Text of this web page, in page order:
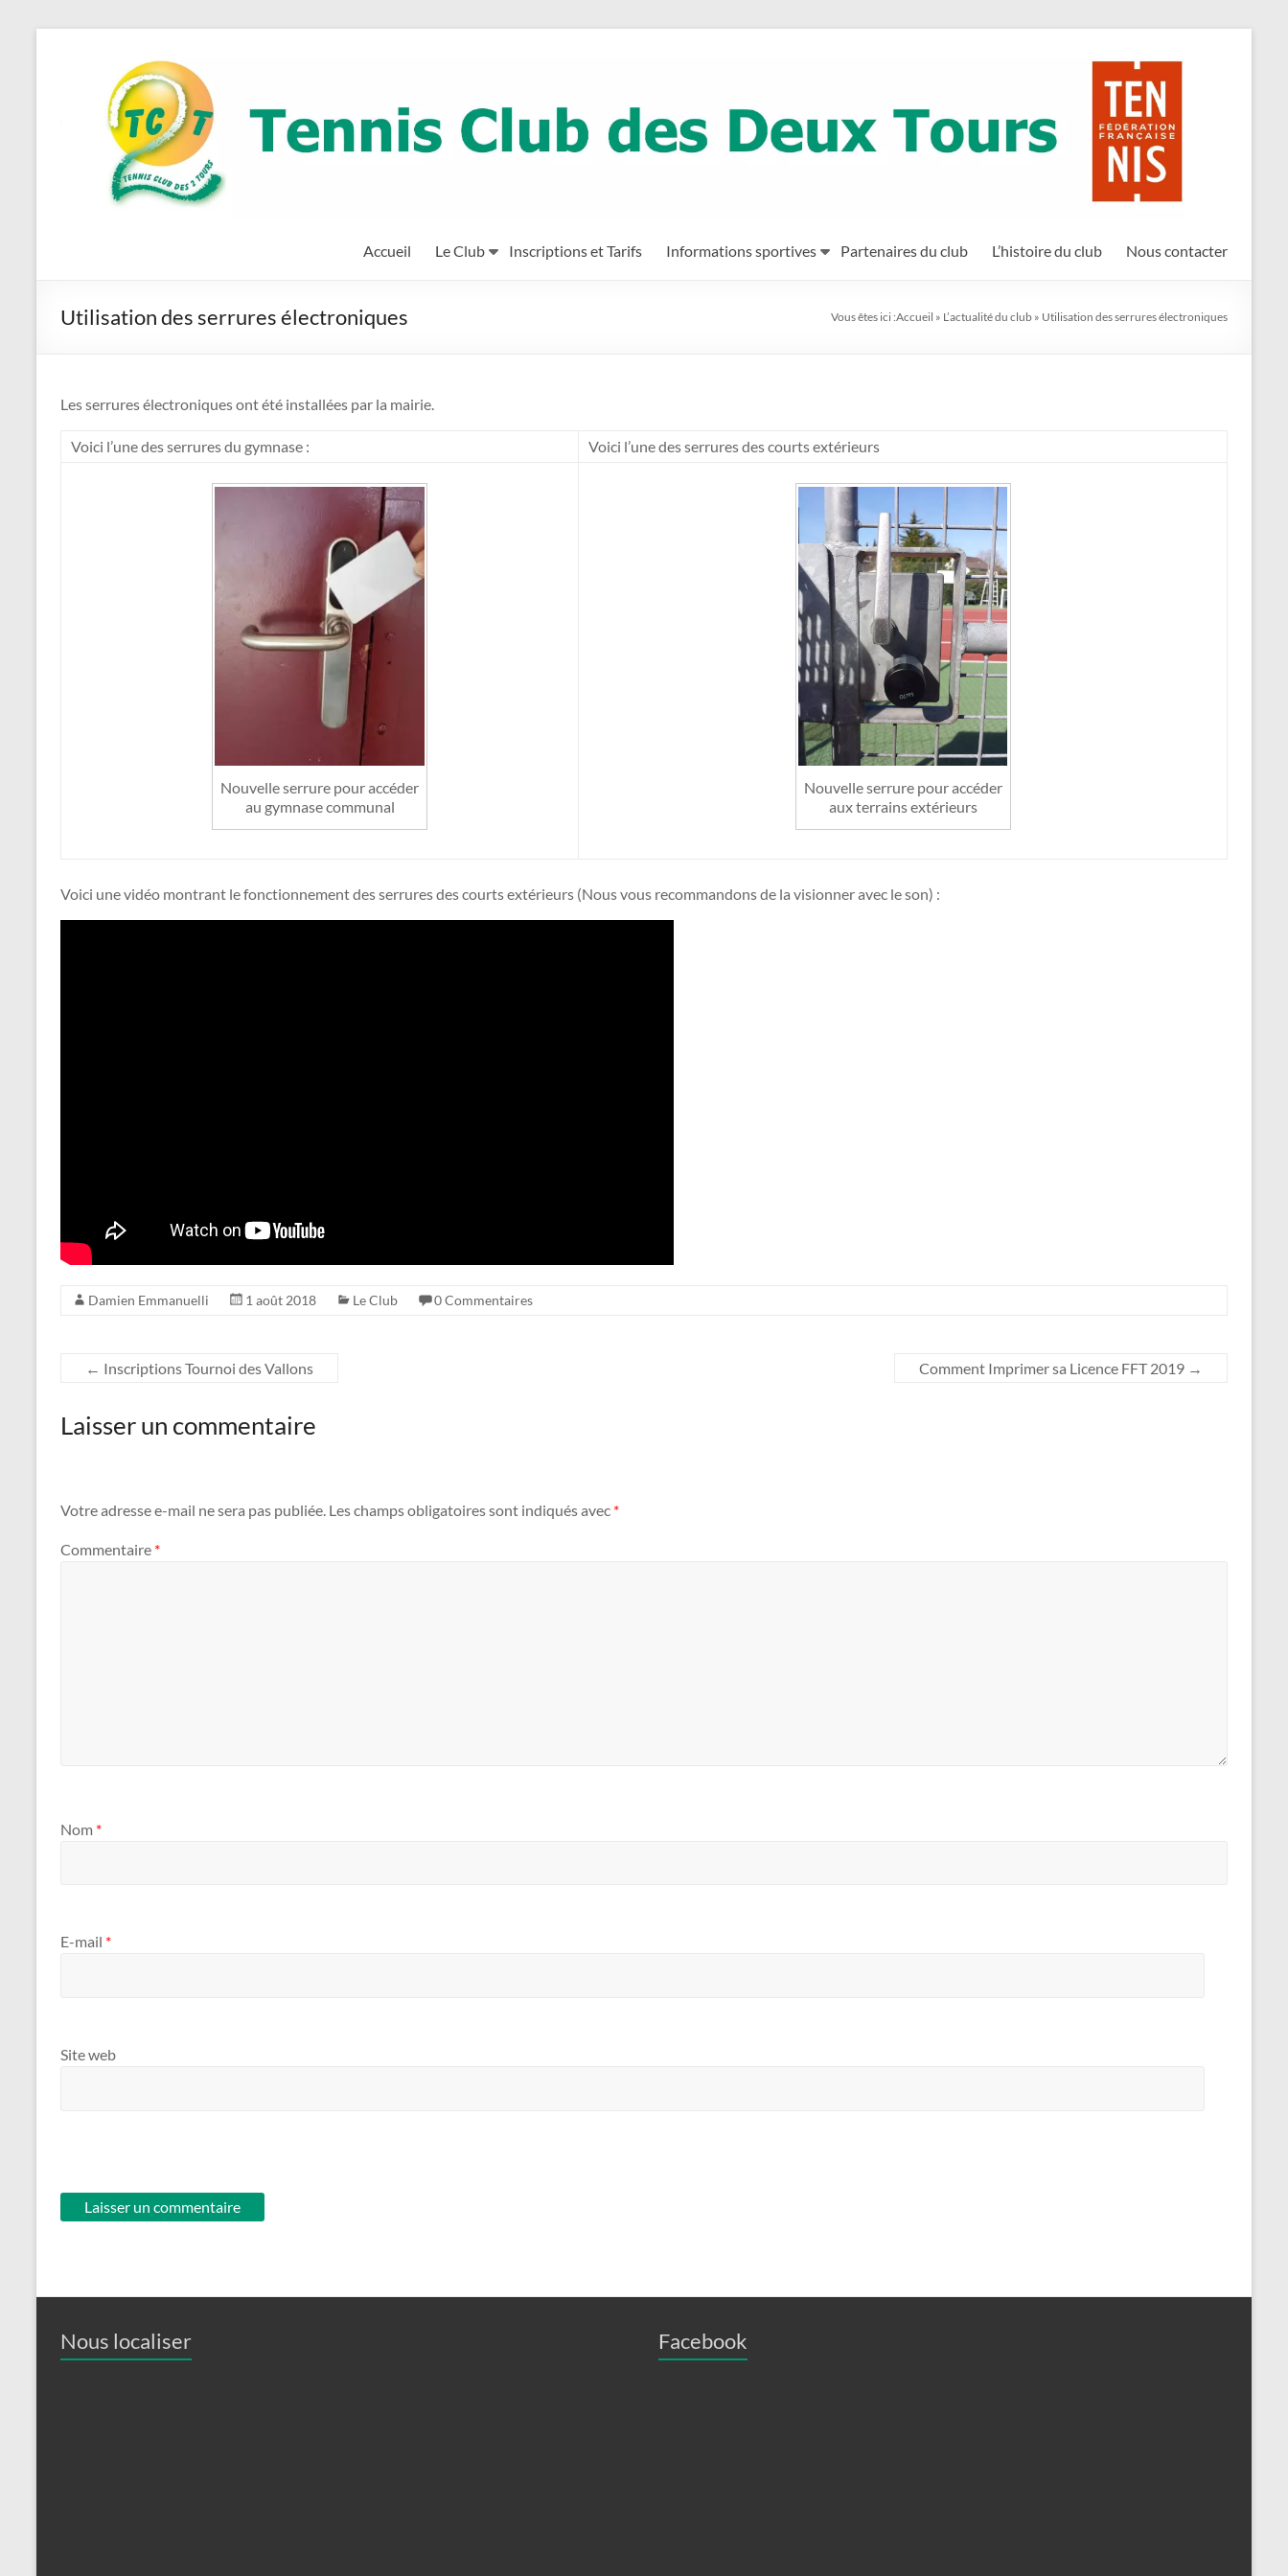
Tennis
Club
des
Deux
Tours
Accueil Le Club Inscriptions et Tarifs Informations sportives Partenaires du club L’histoire du club Nous contacter
Utilisation des serrures électroniques Vous êtes ici :Accueil » L’actualité du club » Utilisation des serrures électroniques
Les serrures électroniques ont été installées par la mairie.
Voici l’une des serrures du gymnase : Voici l’une des serrures des courts extérieurs
Nouvelle serrure pour accéder
au gymnase communal
Nouvelle serrure pour accéder
aux terrains extérieurs
Voici une vidéo montrant le fonctionnement des serrures des courts extérieurs (Nous vous recommandons de la visionner avec le son) :
Damien Emmanuelli 1 août 2018 Le Club 0 Commentaires
← Inscriptions Tournoi des Vallons Comment Imprimer sa Licence FFT 2019 →
Laisser un commentaire
Votre adresse e-mail ne sera pas publiée. Les champs obligatoires sont indiqués avec *
Commentaire *
Nom *
E-mail *
Site web
Nous localiser Facebook